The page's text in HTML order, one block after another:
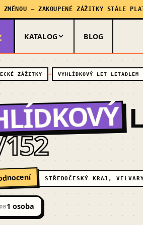
— ZAKOUPENÉ ZÁŽITKY STÁLE PLATÍ,
KATALOG BLOG
ZÁŽITKY VYHLÍDKOVÝ LET LETADLEM
STŘEDOČESKÝ KRAJ,
1 osoba